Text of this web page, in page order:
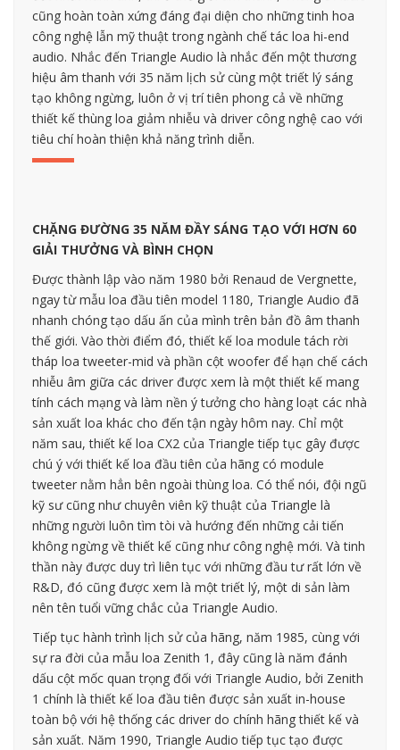
cũng hoàn toàn xứng đáng đại diện cho những tinh hoa
công nghệ lẫn mỹ thuật trong ngành chế tác loa hi-end
audio. Nhắc đến Triangle Audio là nhắc đến một thương
hiệu âm thanh với 35 năm lịch sử cùng một triết lý sáng
tạo không ngừng, luôn ở vị trí tiên phong cả về những
thiết kế thùng loa giảm nhiễu và driver công nghệ cao với
tiêu chí hoàn thiện khả năng trình diễn.
CHẶNG ĐƯỜNG 35 NĂM ĐẦY SÁNG TẠO VỚI HƠN 60
GIẢI THƯỞNG VÀ BÌNH CHỌN
Được thành lập vào năm 1980 bởi Renaud de Vergnette,
ngay từ mẫu loa đầu tiên model 1180, Triangle Audio đã
nhanh chóng tạo dấu ấn của mình trên bản đồ âm thanh
thế giới. Vào thời điểm đó, thiết kế loa module tách rời
tháp loa tweeter-mid và phần cột woofer để hạn chế cách
nhiễu âm giữa các driver được xem là một thiết kế mang
tính cách mạng và làm nền ý tưởng cho hàng loạt các nhà
sản xuất loa khác cho đến tận ngày hôm nay. Chỉ một
năm sau, thiết kế loa CX2 của Triangle tiếp tục gây được
chú ý với thiết kế loa đầu tiên của hãng có module
tweeter nằm hẳn bên ngoài thùng loa. Có thể nói, đội ngũ
kỹ sư cũng như chuyên viên kỹ thuật của Triangle là
những người luôn tìm tòi và hướng đến những cải tiến
không ngừng về thiết kế cũng như công nghệ mới. Và tinh
thần này được duy trì liên tục với những đầu tư rất lớn về
R&D, đó cũng được xem là một triết lý, một di sản làm
nên tên tuổi vững chắc của Triangle Audio.
Tiếp tục hành trình lịch sử của hãng, năm 1985, cùng với
sự ra đời của mẫu loa Zenith 1, đây cũng là năm đánh
dấu cột mốc quan trọng đối với Triangle Audio, bởi Zenith
1 chính là thiết kế loa đầu tiên được sản xuất in-house
toàn bộ với hệ thống các driver do chính hãng thiết kế và
sản xuất. Năm 1990, Triangle Audio tiếp tục tạo được